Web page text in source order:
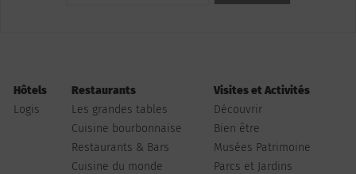
Hôtels
Logis
Restaurants
Les grandes tables
Cuisine bourbonnaise
Restaurants & Bars
Cuisine du monde
Visites et Activités
Découvrir
Bien être
Musées Patrimoine
Parcs et Jardins